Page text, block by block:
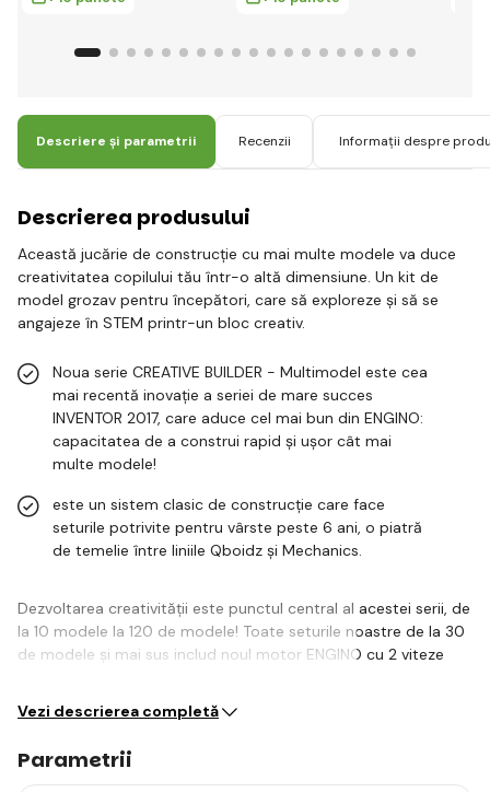
Descriere și parametrii Recenzii Informații despre
Descrierea produsului
Această jucărie de construcție cu mai multe modele va duce
creativitatea copilului tău într-o altă dimensiune. Un kit de
model grozav pentru începători, care să exploreze și să se
angajeze în STEM printr-un bloc creativ.
Noua serie CREATIVE BUILDER - Multimodel este cea
mai recentă inovație a seriei de mare succes
INVENTOR 2017, care aduce cel mai bun din ENGINO:
capacitatea de a construi rapid și ușor cât mai
multe modele!
este un sistem clasic de construcție care face
seturile potrivite pentru vârste peste 6 ani, o piatră
de temelie între liniile Qboidz și Mechanics.
Dezvoltarea creativității este punctul central al acestei serii, de
la 10 modele la 120 de modele! Toate seturile noastre de la 30
de modele și mai sus includ noul motor ENGINO cu 2 viteze
Vezi descrierea completă
Parametrii